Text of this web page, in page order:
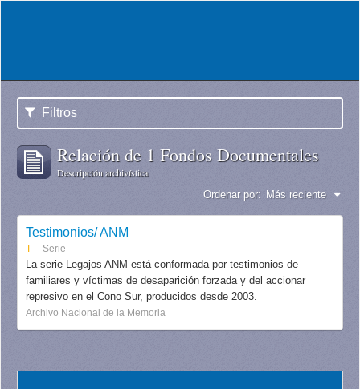
Filtros
Relación de 1 Fondos Documentales
Descripción archivística
Ordenar por: Más reciente
Testimonios/ ANM
T Serie
La serie Legajos ANM está conformada por testimonios de
familiares y víctimas de desaparición forzada y del accionar
represivo en el Cono Sur, producidos desde 2003.
Archivo Nacional de la Memoria